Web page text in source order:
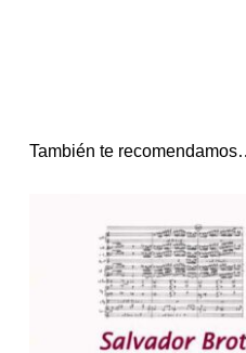
También te recomendamos…